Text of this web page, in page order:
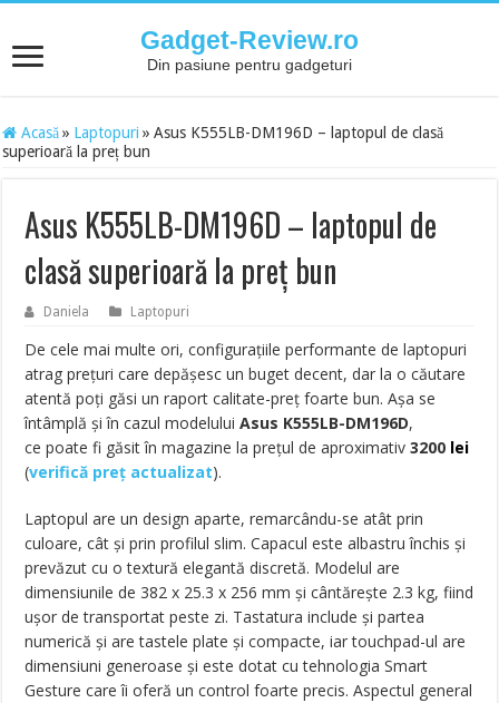
Gadget-Review.ro
Din pasiune pentru gadgeturi
Acasă » Laptopuri » Asus K555LB-DM196D – laptopul de clasă
superioară la preț bun
Asus K555LB-DM196D – laptopul de
clasă superioară la preț bun
Daniela Laptopuri
De cele mai multe ori, configurațiile performante de laptopuri
atrag prețuri care depășesc un buget decent, dar la o căutare
atentă poți găsi un raport calitate-preț foarte bun. Așa se
întâmplă și în cazul modeluluiAsus K555LB-DM196D,
ce poate fi găsit în magazine la prețul de aproximativ3200 lei
(verifică preț actualizat).
Laptopul are un design aparte, remarcându-se atât prin
culoare, cât și prin profilul slim. Capacul este albastru închis și
prevăzut cu o textură elegantă discretă. Modelul are
dimensiunile de 382 x 25.3 x 256 mm și cântărește 2.3 kg, fiind
ușor de transportat peste zi. Tastatura include și partea
numerică și are tastele plate și compacte, iar touchpad-ul are
dimensiuni generoase și este dotat cu tehnologia Smart
Gesture care îi oferă un control foarte precis. Aspectul general